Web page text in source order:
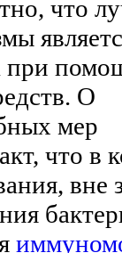
что
при
О
мер
что в
вне